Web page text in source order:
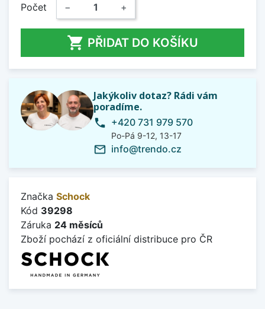
Počet − +
 PŘIDAT DO KOŠÍKU
Jakýkoliv dotaz? Rádi vám
poradíme.
phone +420 731 979 570
Po-Pá 9-12, 13-17
mail_outline info@trendo.cz
Značka Schock
Kód 39298
Záruka 24 měsíců
Zboží pochází z oficiální distribuce pro ČR